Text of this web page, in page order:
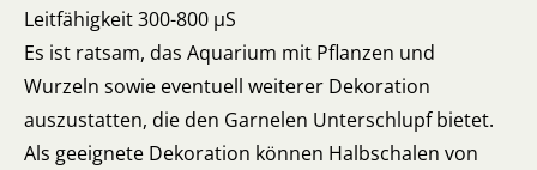
Leitfähigkeit 300-800 µS
Es ist ratsam, das Aquarium mit Pflanzen und
Wurzeln sowie eventuell weiterer Dekoration
auszustatten, die den Garnelen Unterschlupf bietet.
Als geeignete Dekoration können Halbschalen von